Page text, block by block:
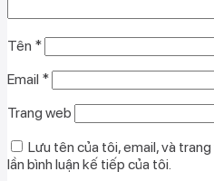
Tên *
Email *
Trang web
Lưu tên của tôi, email, và
lần bình luận kế tiếp của tôi.